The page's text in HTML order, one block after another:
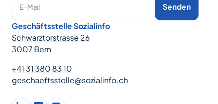
E-Mail Senden
Geschäftsstelle Sozialinfo
Schwarztorstrasse 26
3007 Bern
+41 31 380 83 10
geschaeftsstelle@sozialinfo.ch